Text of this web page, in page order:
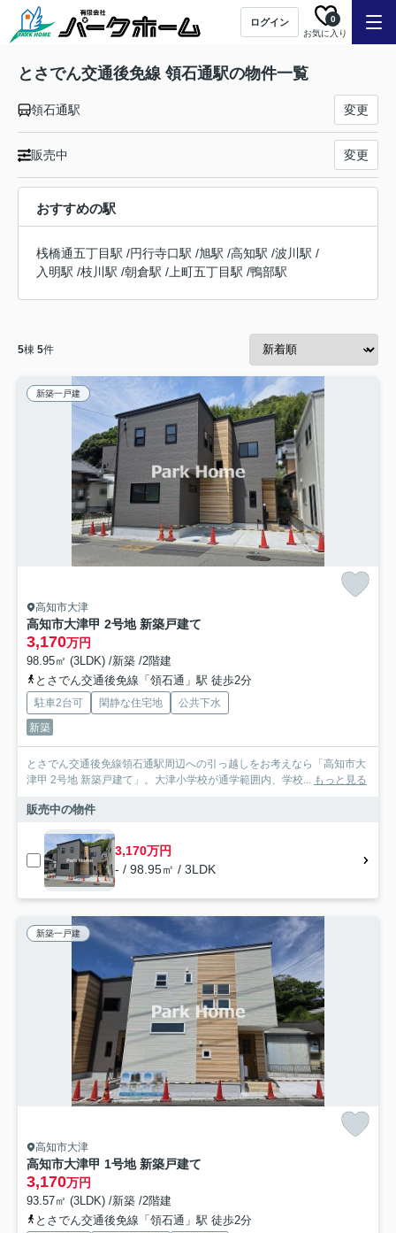
ログイン
お気に入り
0
とさでん交通後免線 領石通駅の物件一覧
領石通駅 変更
販売中 変更
おすすめの駅
桟橋通五丁目駅 /円行寺口駅 /旭駅 /高知駅 /波川駅 /
入明駅 /枝川駅 /朝倉駅 / 上町五丁目駅 /鴨部駅
5棟 5件
新築一戸建
高知市大津
高知市大津甲 2号地 新築戸建て
3,170万円
98.95㎡ (3LDK) /新築 /2階建
とさでん交通後免線「領石通」駅 徒歩2分
駐車2台可 閑静な住宅地
公共下水
新築
とさでん交通後免線領石通駅周辺への引っ越しをお考えなら「高知市大
津甲 2号地 新築戸建て」。大津小学校が通学範囲内、学校... もっと見る
販売中の物件
3,170万円
- / 98.95㎡ / 3LDK
新築一戸建
高知市大津
高知市大津甲 1号地 新築戸建て
3,170万円
93.57㎡ (3LDK) /新築 /2階建
とさでん交通後免線「領石通」駅 徒歩2分